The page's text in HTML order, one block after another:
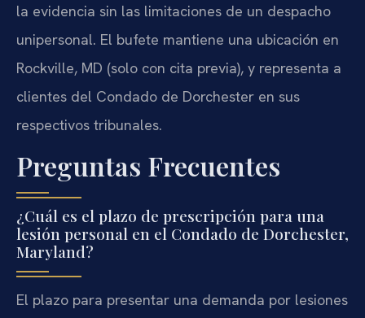
la evidencia sin las limitaciones de un despacho
unipersonal. El bufete mantiene una ubicación en
Rockville, MD (solo con cita previa), y representa a
clientes del Condado de Dorchester en sus
respectivos tribunales.
Preguntas Frecuentes
¿Cuál es el plazo de prescripción para una
lesión personal en el Condado de Dorchester,
Maryland?
El plazo para presentar una demanda por lesiones